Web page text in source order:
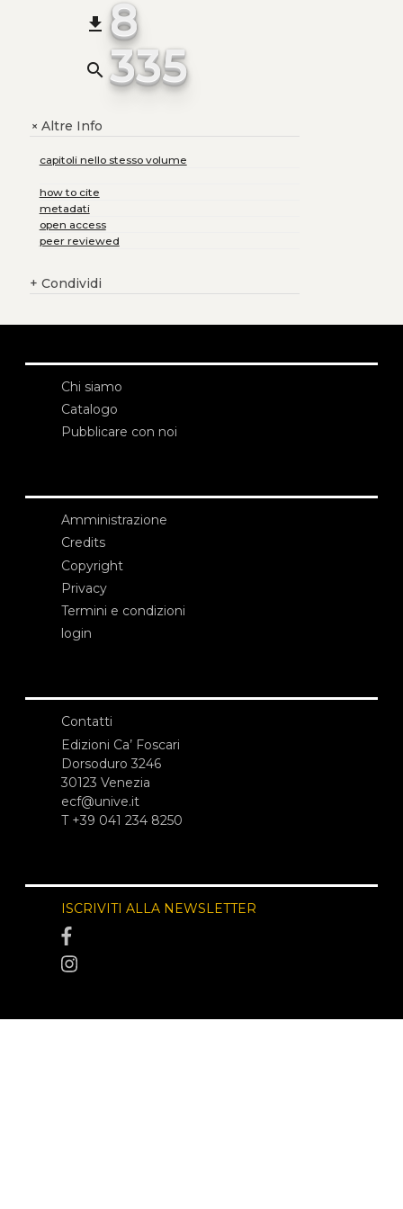
file_download 8
search 335
+Altre Info
capitoli nello stesso volume
how to cite
metadati
open access
peer reviewed
+ Condividi
Chi siamo
Catalogo
Pubblicare con noi
Amministrazione
Credits
Copyright
Privacy
Termini e condizioni
login
Contatti
Edizioni Ca’ Foscari
Dorsoduro 3246
30123 Venezia
ecf@unive.it
T +39 041 234 8250
ISCRIVITI ALLA NEWSLETTER